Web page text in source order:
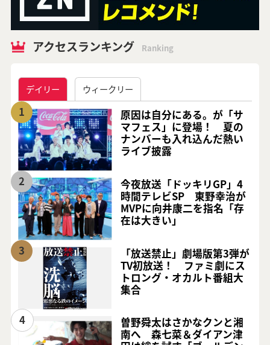
アクセスランキング Ranking
デイリー ウィークリー
1
原因は自分にある。が「サ
マフェス」に登場！ 夏の
ナンバーも入れ込んだ熱い
ライブ披露
2
今夜放送「ドッキリGP」4
時間テレビSP 東野幸治が
MVPに向井康二を指名「存
在は大きい」
3
「放送禁止」劇場版第3弾が
TV初放送！ ファミ劇にス
トロング・オカルト番組大
集合
4
曽野舜太はさかなクンと湘
南へ 森七菜＆ダイアン津